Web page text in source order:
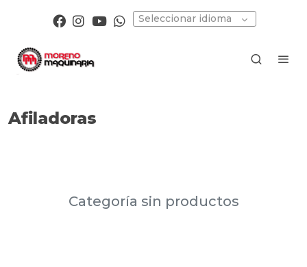
Seleccionar idioma
Afiladoras
Categoría sin productos